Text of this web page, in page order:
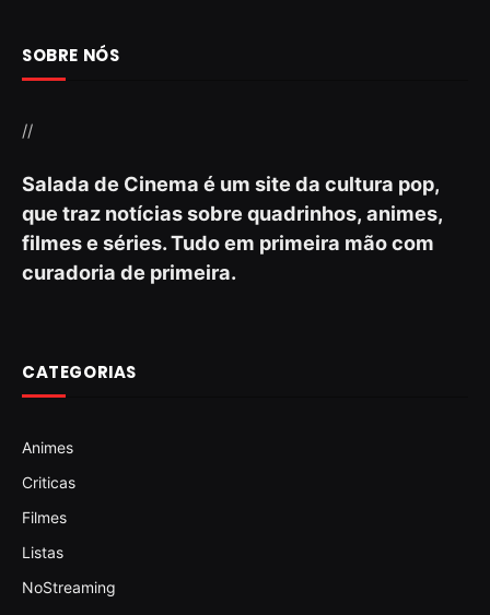
SOBRE NÓS
//
Salada de Cinema é um site da cultura pop,
que traz notícias sobre quadrinhos, animes,
filmes e séries. Tudo em primeira mão com
curadoria de primeira.
CATEGORIAS
Animes
Criticas
Filmes
Listas
NoStreaming